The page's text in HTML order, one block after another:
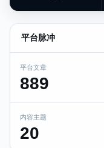
平台脉冲
平台文章
889
内容主题
20